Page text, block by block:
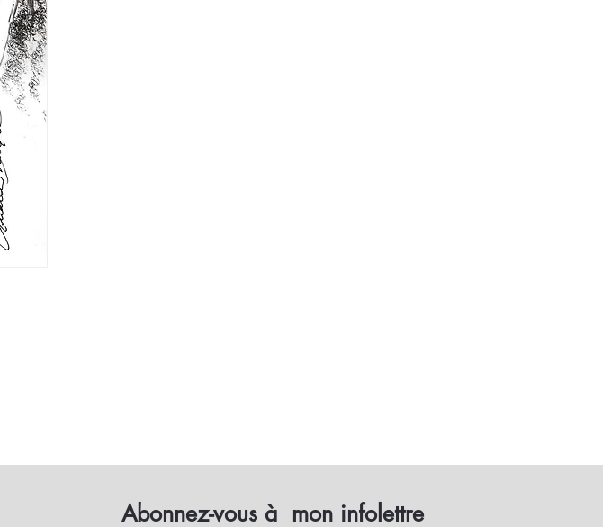
Abonnez-vous à mon infolettre